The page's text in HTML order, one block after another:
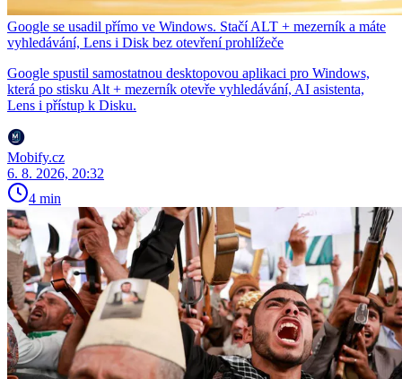
Google se usadil přímo ve Windows. Stačí ALT + mezerník a máte
vyhledávání, Lens i Disk bez otevření prohlížeče
Google spustil samostatnou desktopovou aplikaci pro Windows,
která po stisku Alt + mezerník otevře vyhledávání, AI asistenta,
Lens i přístup k Disku.
Mobify.cz
6. 8. 2026, 20:32
4 min